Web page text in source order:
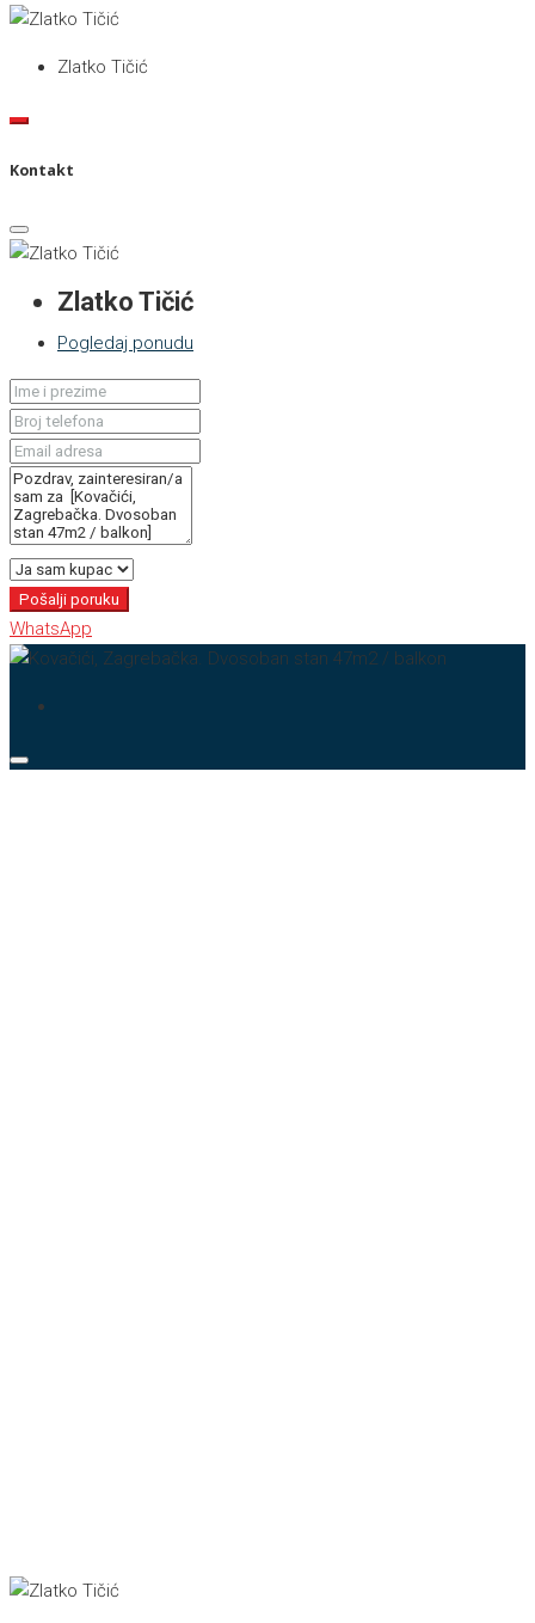
Zlatko Tičić
Kontakt
Zlatko Tičić
Pogledaj ponudu
Pošalji poruku
WhatsApp